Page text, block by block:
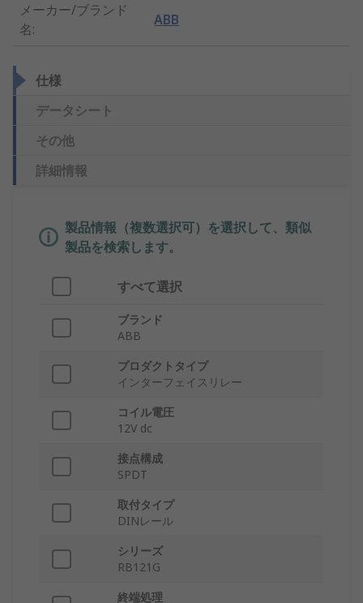
メーカー/ブランド
名:
ABB
仕様
データシート
その他
詳細情報
製品情報（複数選択可）を選択して、類似
製品を検索します。
すべて選択
ブランド
ABB
プロダクトタイプ
インターフェイスリレー
コイル電圧
12V dc
接点構成
SPDT
取付タイプ
DINレール
シリーズ
RB121G
終端処理